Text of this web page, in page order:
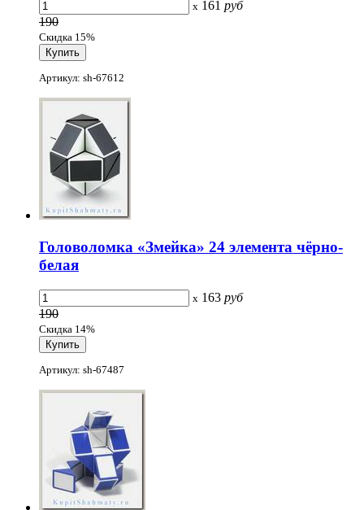
x 161 руб
190
Скидка 15%
Артикул: sh-67612
Головоломка «Змейка» 24 элемента чёрно-
белая
x 163 руб
190
Скидка 14%
Артикул: sh-67487